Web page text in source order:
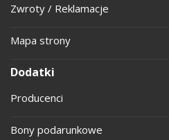
Zwroty / Reklamacje
Mapa strony
Dodatki
Producenci
Bony podarunkowe